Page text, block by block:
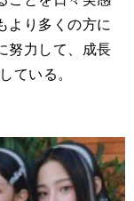
より多くの方に
努力して、成長
ている。